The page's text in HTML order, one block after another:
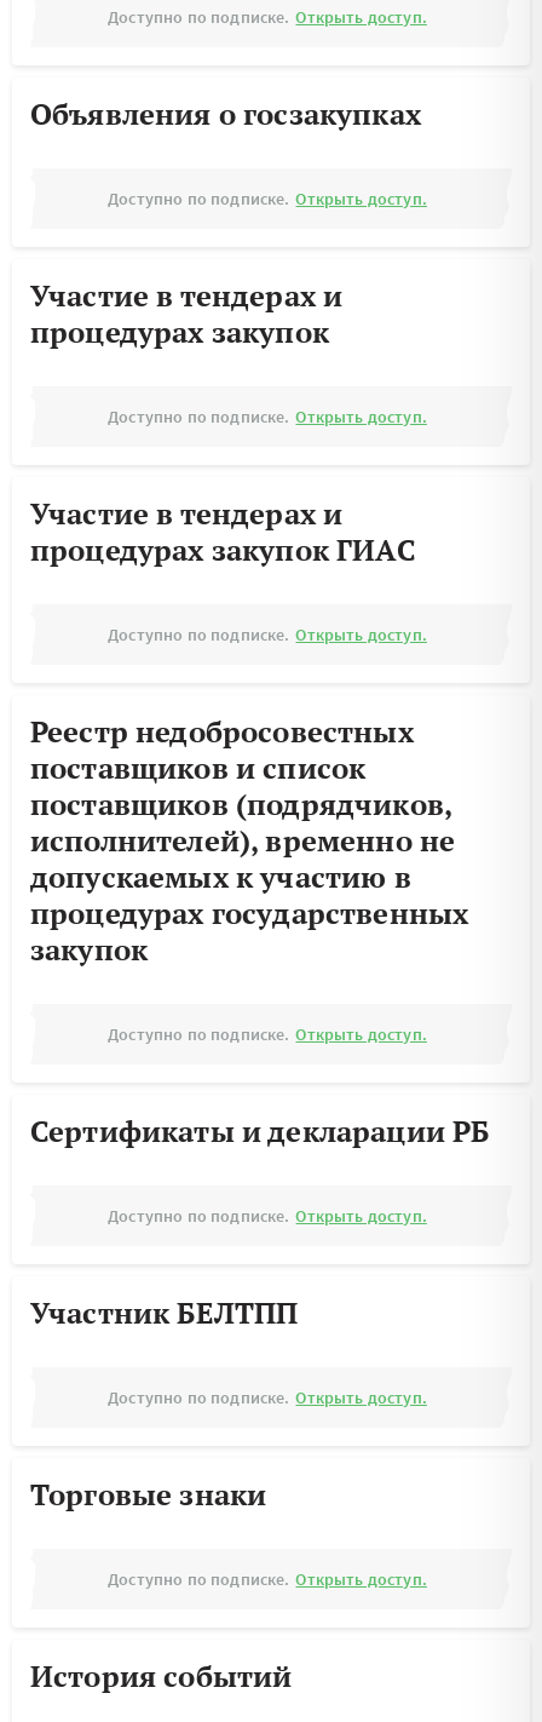
Доступно по подписке. Открыть доступ.
Объявления о госзакупках
Доступно по подписке. Открыть доступ.
Участие в тендерах и
процедурах закупок
Доступно по подписке. Открыть доступ.
Участие в тендерах и
процедурах закупок ГИАС
Доступно по подписке. Открыть доступ.
Реестр недобросовестных
поставщиков и список
поставщиков (подрядчиков,
исполнителей), временно не
допускаемых к участию в
процедурах государственных
закупок
Доступно по подписке. Открыть доступ.
Сертификаты и декларации РБ
Доступно по подписке. Открыть доступ.
Участник БЕЛТПП
Доступно по подписке. Открыть доступ.
Торговые знаки
Доступно по подписке. Открыть доступ.
История событий